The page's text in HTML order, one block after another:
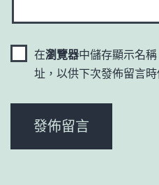
在瀏覽器中儲存顯示名
址，以供下次發佈留言時